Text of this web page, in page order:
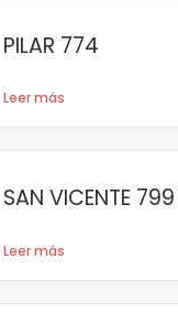
PILAR 774
Leer más
SAN VICENTE 799
Leer más